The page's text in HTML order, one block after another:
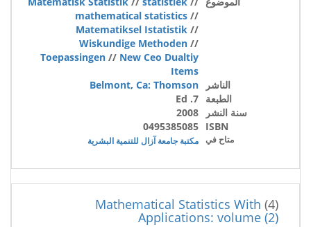
mathematical statistics //
Matematiksel Istatistik //
Wiskundige Methoden //
Toepassingen // New Ceo Dualtiy
Items
الناشر
Belmont, Ca: Thomson
الطبعة 7. Ed
سنة النشر
2008
ISBN
0495385085
متاح في مكتبة جامعة آزال للتنمية البشرية
(4)
Mathematical Statistics With
Applications: volume (2)